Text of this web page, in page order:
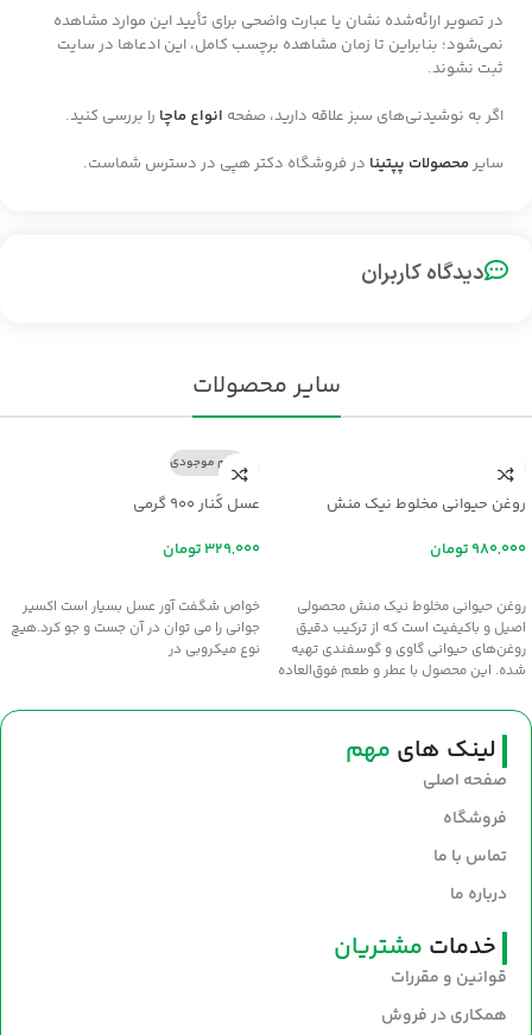
در تصویر ارائه‌شده نشان یا عبارت واضحی برای تأیید این موارد مشاهده
نمی‌شود؛ بنابراین تا زمان مشاهده برچسب کامل، این ادعاها در سایت
ثبت نشوند.
اگر به نوشیدنی‌های سبز علاقه دارید، صفحه انواع ماچا را بررسی کنید.
سایرمحصولات پپتینا در فروشگاه دکتر هپی در دسترس شماست.
دیدگاه کاربران
سایر محصولات
روغن حیوانی مخلوط نیک منش
تومان
روغن حیوانی مخلوط نیک منش محصولی
اصیل و باکیفیت است که از ترکیب دقیق
روغن‌های حیوانی گاوی و گوسفندی تهیه
شده. این محصول با عطر و طعم فوق‌العاده
خوش‌عطر و صبحانه‌های مقوی است. سلامت
و طعم اصیل را با روغن نیک‌منش به
سفره‌های خود بیاورید.
اتمام موجودی
عسل کُنار ۹۰۰ گرمی
تومان
خواص شگفت آور عسل بسيار است اکسير
جواني را مي توان در آن جست و جو کرد.هيچ
نوع ميکروبي در
لینک های مهم
صفحه اصلی
فروشگاه
تماس با ما
درباره ما
خدمات مشتریان
قوانین و مقررات
همکاری در فروش